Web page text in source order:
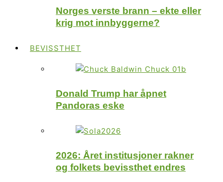
Norges verste brann – ekte eller
krig mot innbyggerne?
BEVISSTHET
Donald Trump har åpnet
Pandoras eske
2026: Året institusjoner rakner
og folkets bevissthet endres